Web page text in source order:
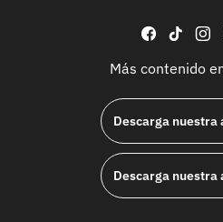
facebook
tiktok
Más contenido
Descarga nuestra
Descarga nuestra